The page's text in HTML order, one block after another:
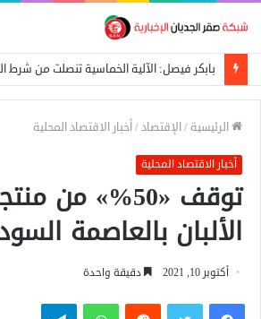
الرئيسية /الإقتصاد/أخبار الاقتصاد المحلية
أخبار الاقتصاد المحلية
توقف «50%»
الألبان بالعاصمة
أكتوبر 10, 2021 دقيقة واحدة
فيسبوكتويتر واتساب تيلقرام